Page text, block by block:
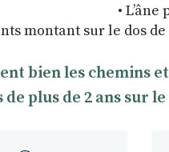
•
montant sur le dos
bien les chemins
de plus de 2 ans sur